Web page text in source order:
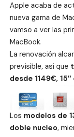
Apple acaba de
nueva gama de
vamso a ver las
MacBook.
La renovación
previsible, así que
desde 1149€,
Los modelos de
doble nucleo,